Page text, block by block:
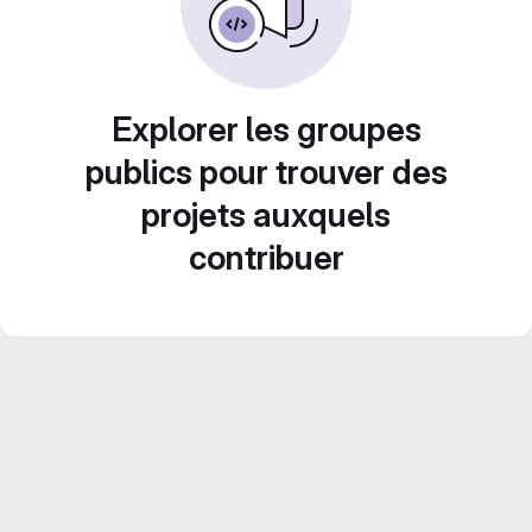
Explorer les groupes
publics pour trouver des
projets auxquels
contribuer